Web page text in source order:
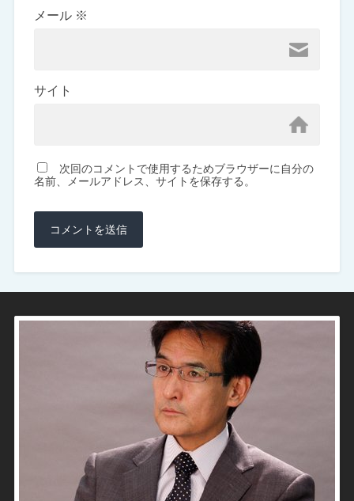
メール ※
サイト
次回のコメントで使用するためブラウザーに自分の
名前、メールアドレス、サイトを保存する。